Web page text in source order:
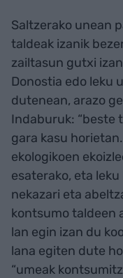
Saltzerako unean
taldeak izanik
zailtasun gutxi
Donostia edo leku
dutenean, arazo
Indaburuk: “beste
gara kasu horietan.
ekologikoen
esaterako, eta
nekazari eta
kontsumo taldeen
lan egin izan du
lana egiten dute
“umeak